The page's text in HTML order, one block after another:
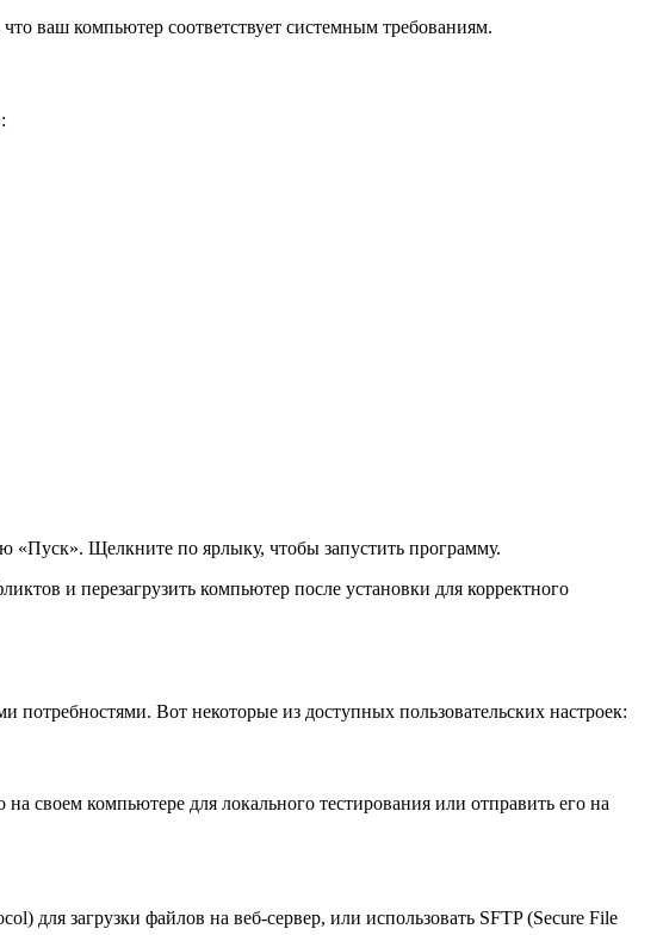
ваш компьютер соответствует системным требованиям.
«Пуск». Щелкните по ярлыку, чтобы запустить программу.
и перезагрузить компьютер после установки для корректного
потребностями. Вот некоторые из доступных пользовательских настроек:
своем компьютере для локального тестирования или отправить его на
для загрузки файлов на веб-сервер, или использовать SFTP (Secure File